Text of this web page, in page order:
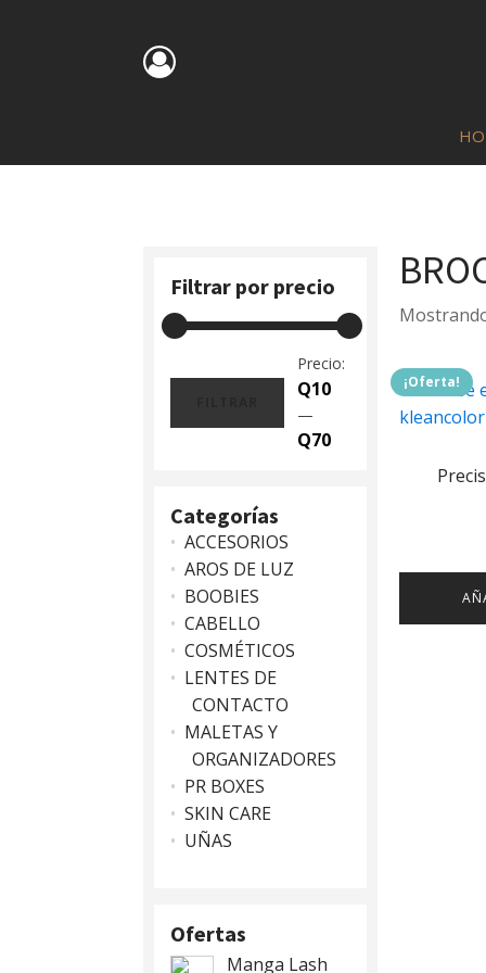
Filtrar por precio
Precio
Precio
Precio:
Q10
—
Q70
Categorías
ACCESORIOS
AROS DE LUZ
BOOBIES
CABELLO
COSMÉTICOS
LENTES DE
CONTACTO
MALETAS Y
ORGANIZADORES
PR BOXES
SKIN CARE
UÑAS
Ofertas
Manga Lash
¡Oferta!